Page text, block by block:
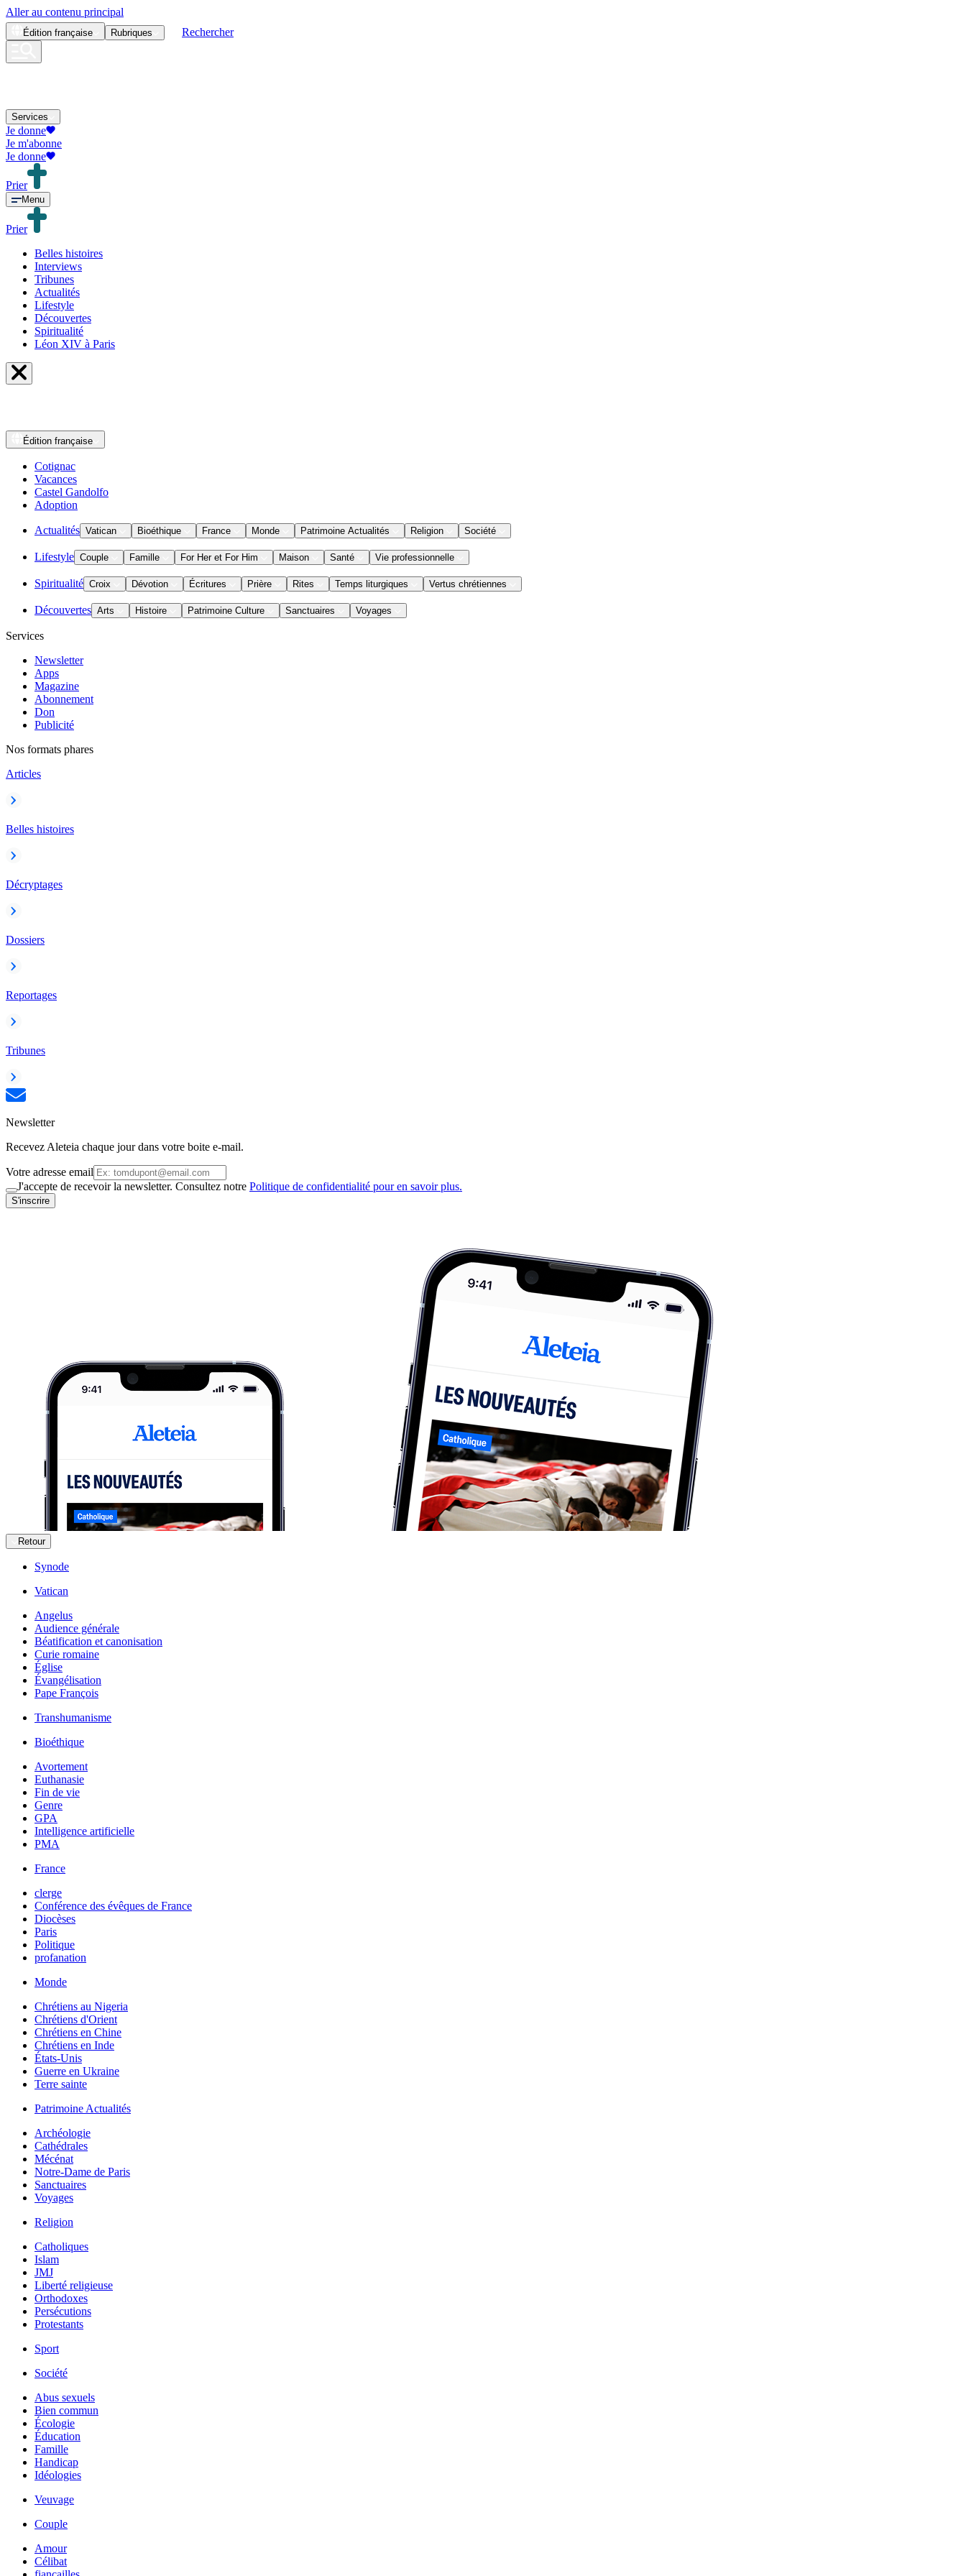
Aller au contenu principal
Édition française Rubriques Rechercher
Services
Je donne
Je m'abonne
Je donne
Prier
Menu
Prier
Belles histoires
Interviews
Tribunes
Actualités
Lifestyle
Découvertes
Spiritualité
Léon XIV à Paris
Édition française
Cotignac
Vacances
Castel Gandolfo
Adoption
Actualités Vatican Bioéthique France Monde Patrimoine Actualités Religion Société
Lifestyle Couple Famille For Her et For Him Maison Santé Vie professionnelle
Spiritualité Croix Dévotion Écritures Prière Rites Temps liturgiques Vertus chrétiennes
Découvertes Arts Histoire Patrimoine Culture Sanctuaires Voyages
Services
Newsletter
Apps
Magazine
Abonnement
Don
Publicité
Nos formats phares
Articles
Belles histoires
Décryptages
Dossiers
Reportages
Tribunes
Newsletter
Recevez Aleteia chaque jour dans votre boite e-mail.
Votre adresse email
J'accepte de recevoir la newsletter. Consultez notre Politique de confidentialité pour en savoir plus.
S'inscrire
Retour
Synode
Vatican
Angelus
Audience générale
Béatification et canonisation
Curie romaine
Église
Évangélisation
Pape François
Transhumanisme
Bioéthique
Avortement
Euthanasie
Fin de vie
Genre
GPA
Intelligence artificielle
PMA
France
clerge
Conférence des évêques de France
Diocèses
Paris
Politique
profanation
Monde
Chrétiens au Nigeria
Chrétiens d'Orient
Chrétiens en Chine
Chrétiens en Inde
États-Unis
Guerre en Ukraine
Terre sainte
Patrimoine Actualités
Archéologie
Cathédrales
Mécénat
Notre-Dame de Paris
Sanctuaires
Voyages
Religion
Catholiques
Islam
JMJ
Liberté religieuse
Orthodoxes
Persécutions
Protestants
Sport
Société
Abus sexuels
Bien commun
Écologie
Éducation
Famille
Handicap
Idéologies
Veuvage
Couple
Amour
Célibat